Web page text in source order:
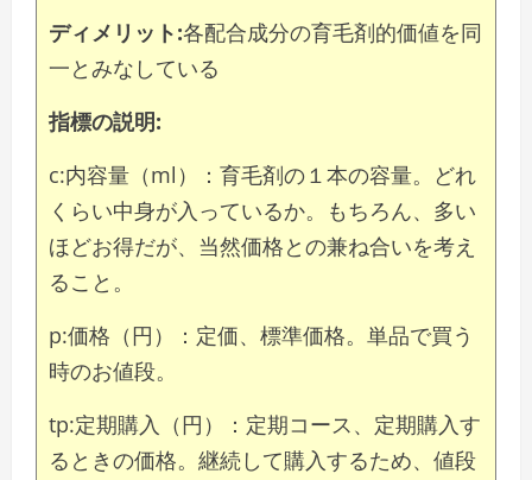
ディメリット:各配合成分の育毛剤的価値を同
一とみなしている
指標の説明:
c:内容量（ml）：育毛剤の１本の容量。どれ
くらい中身が入っているか。もちろん、多い
ほどお得だが、当然価格との兼ね合いを考え
ること。
p:価格（円）：定価、標準価格。単品で買う
時のお値段。
tp:定期購入（円）：定期コース、定期購入す
るときの価格。継続して購入するため、値段